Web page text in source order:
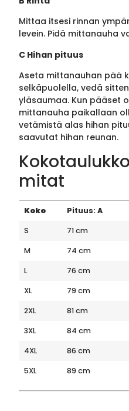
Mittaa itsesi rinnan
levein. Pidä mittanauha
C Hihan pituus
Aseta mittanauhan pää
selkäpuolella, vedä
yläsaumaa. Kun pääset
mittanauha paikallaan
vetämistä alas hihan
saavutat hihan reunan.
mitat
Koko Pituus: A
S
71 cm
M
74 cm
L
76 cm
XL
79 cm
2XL
81 cm
3XL
84 cm
4XL
86 cm
5XL
89 cm